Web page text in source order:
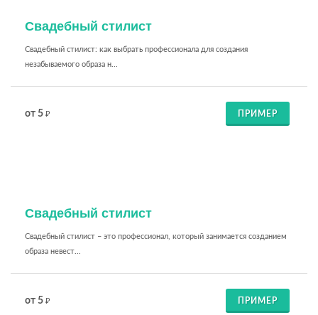
Свадебный стилист
Свадебный стилист: как выбрать профессионала для создания
незабываемого образа н...
от 5 ₽ ПРИМЕР
Свадебный стилист
Свадебный стилист – это профессионал, который занимается созданием
образа невест...
от 5 ₽ ПРИМЕР